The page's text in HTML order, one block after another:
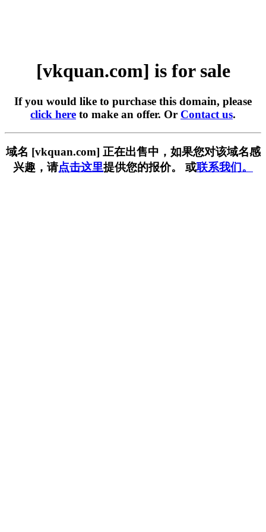
[vkquan.com] is for sale
If you would like to purchase this domain, please
click here to make an offer. Or Contact us.
域名 [vkquan.com] 正在出售中，如果您对该域名感
兴趣，请点击这里提供您的报价。 或联系我们。